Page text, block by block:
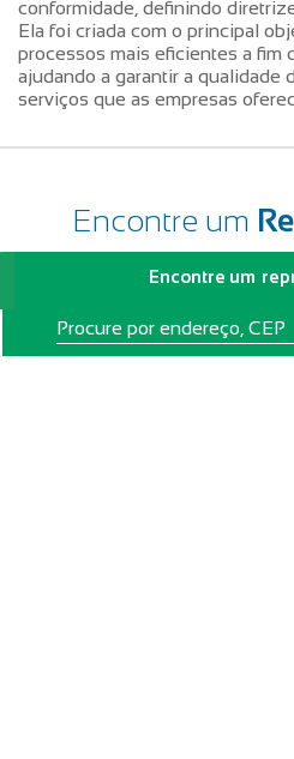
conformidade, definindo
Ela foi criada com o principal
processos mais eficientes a fim
ajudando a garantir a qualidade
serviços que as empresas
Encontre um
Encontre um